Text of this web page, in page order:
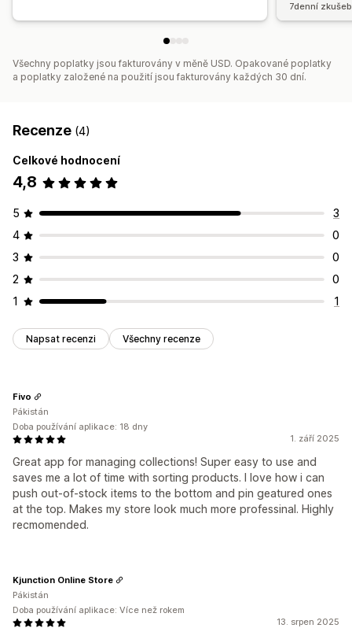
7denní
Všechny poplatky jsou fakturovány v měně USD. Opakované poplatky
a poplatky založené na použití jsou fakturovány každých 30 dní.
Recenze (4)
Celkové hodnocení
4,8
5
3
4
0
3
0
2
0
1
1
Napsat recenzi Všechny recenze
1. září 2025
Great app for managing collections! Super easy to use and
saves me a lot of time with sorting products. I love how i can
push out-of-stock items to the bottom and pin geatured ones
at the top. Makes my store look much more professinal. Highly
recmomended.
Fivo
Pákistán
Doba používání aplikace: 18 dny
13. srpen 2025
Kjunction Online Store
Pákistán
Doba používání aplikace: Více než rokem